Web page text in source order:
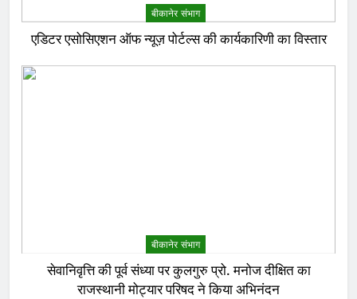
बीकानेर संभाग
एडिटर एसोसिएशन ऑफ न्यूज़ पोर्टल्स की कार्यकारिणी का विस्तार
बीकानेर संभाग
सेवानिवृत्ति की पूर्व संध्या पर कुलगुरु प्रो. मनोज दीक्षित का
राजस्थानी मोट्यार परिषद ने किया अभिनंदन